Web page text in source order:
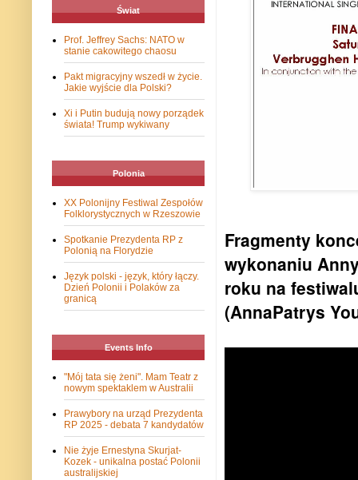
Fragmenty
wykonaniu
roku na
(AnnaPatrys
Świat
Prof. Jeffrey Sachs: NATO w
stanie cakowitego chaosu
Pakt migracyjny wszedł w życie.
Jakie wyjście dla Polski?
Xi i Putin budują nowy porządek
świata! Trump wykiwany
Polonia
XX Polonijny Festiwal Zespołów
Folklorystycznych w Rzeszowie
Spotkanie Prezydenta RP z
Polonią na Florydzie
Język polski - język, który łączy.
Dzień Polonii i Polaków za
granicą
Events Info
"Mój tata się żeni". Mam Teatr z
nowym spektaklem w Australii
Prawybory na urząd Prezydenta
RP 2025 - debata 7 kandydatów
Nie żyje Ernestyna Skurjat-
Kozek - unikalna postać Polonii
australijskiej